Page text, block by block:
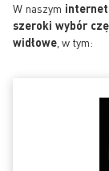
W naszym
szeroki wybór
widłowe , w tym: